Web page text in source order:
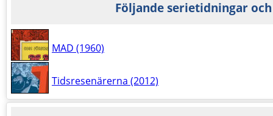
Följande serietidningar
MAD (1960)
Tidsresenärerna (2012)